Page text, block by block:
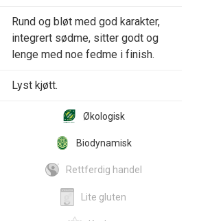
Rund og bløt med god karakter,
integrert sødme, sitter godt og
lenge med noe fedme i finish.
Lyst kjøtt.
Økologisk
Biodynamisk
Rettferdig handel
Lite gluten